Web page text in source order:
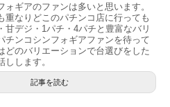
ォギアのファンは多いと思います。
重なりどこのパチンコ店に行っても
甘デジ・1パチ・4パチと豊富なバリ
チンコシンフォギアファンを待って
どのバリエーションで台選びをした
しします。
記事を読む